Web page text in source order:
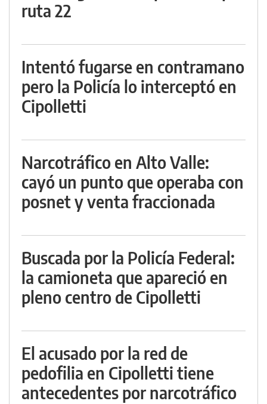
ruta 22
Intentó fugarse en contramano
pero la Policía lo interceptó en
Cipolletti
Narcotráfico en Alto Valle:
cayó un punto que operaba con
posnet y venta fraccionada
Buscada por la Policía Federal:
la camioneta que apareció en
pleno centro de Cipolletti
El acusado por la red de
pedofilia en Cipolletti tiene
antecedentes por narcotráfico